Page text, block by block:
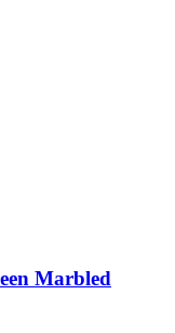
Marbled